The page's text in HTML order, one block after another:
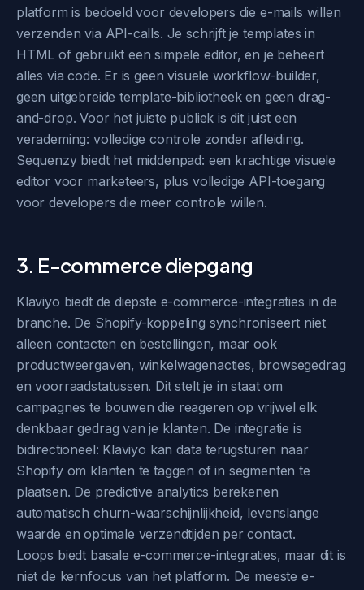
platform is bedoeld voor developers die e-mails willen
verzenden via API-calls. Je schrijft je templates in
HTML of gebruikt een simpele editor, en je beheert
alles via code. Er is geen visuele workflow-builder,
geen uitgebreide template-bibliotheek en geen drag-
and-drop. Voor het juiste publiek is dit juist een
verademing: volledige controle zonder afleiding.
Sequenzy biedt het middenpad: een krachtige visuele
editor voor marketeers, plus volledige API-toegang
voor developers die meer controle willen.
3. E-commerce diepgang
Klaviyo biedt de diepste e-commerce-integraties in de
branche. De Shopify-koppeling synchroniseert niet
alleen contacten en bestellingen, maar ook
productweergaven, winkelwagenacties, browsegedrag
en voorraadstatussen. Dit stelt je in staat om
campagnes te bouwen die reageren op vrijwel elk
denkbaar gedrag van je klanten. De integratie is
bidirectioneel: Klaviyo kan data terugsturen naar
Shopify om klanten te taggen of in segmenten te
plaatsen. De predictive analytics berekenen
automatisch churn-waarschijnlijkheid, levenslange
waarde en optimale verzendtijden per contact.
Loops biedt basale e-commerce-integraties, maar dit is
niet de kernfocus van het platform. De meeste e-